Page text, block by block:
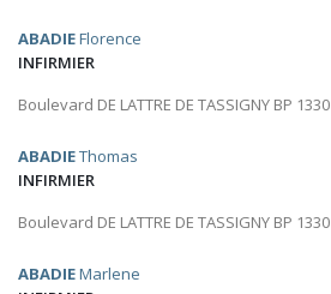
ABADIEFlorence
INFIRMIER
Boulevard DE LATTRE DE TASSIGNY BP
ABADIEThomas
INFIRMIER
Boulevard DE LATTRE DE TASSIGNY BP
ABADIEMarlene